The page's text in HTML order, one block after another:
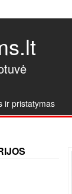
ir pristatymas